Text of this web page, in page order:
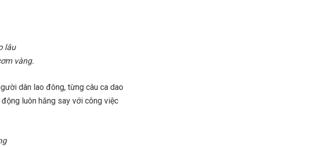
lâu
vàng.
dân lao đông, từng câu ca dao
luôn hăng say với công việc